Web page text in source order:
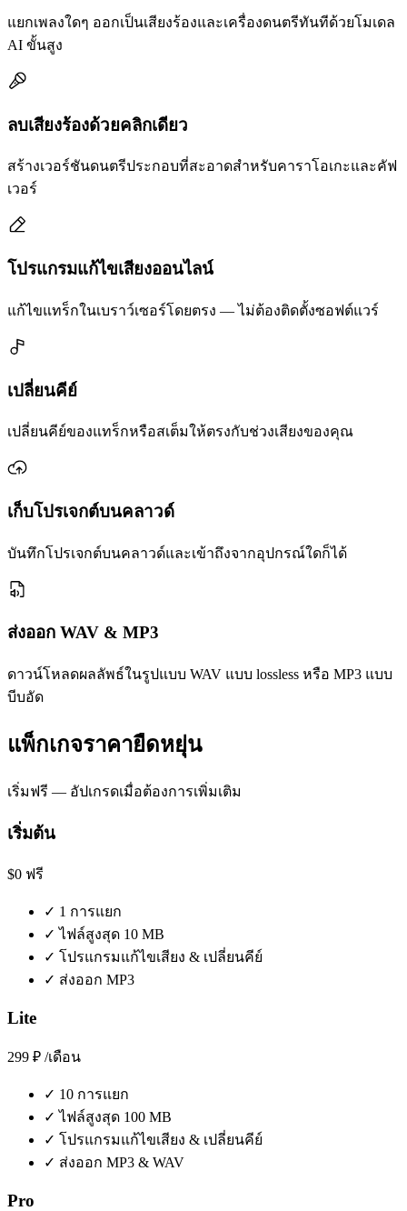
แยกเพลงใดๆ ออกเป็นเสียงร้องและเครื่องดนตรีทันทีด้วยโมเดล
AI ขั้นสูง
ลบเสียงร้องด้วยคลิกเดียว
สร้างเวอร์ชันดนตรีประกอบที่สะอาดสำหรับคาราโอเกะและคัฟ
เวอร์
โปรแกรมแก้ไขเสียงออนไลน์
แก้ไขแทร็กในเบราว์เซอร์โดยตรง — ไม่ต้องติดตั้งซอฟต์แวร์
เปลี่ยนคีย์
เปลี่ยนคีย์ของแทร็กหรือสเต็มให้ตรงกับช่วงเสียงของคุณ
เก็บโปรเจกต์บนคลาวด์
บันทึกโปรเจกต์บนคลาวด์และเข้าถึงจากอุปกรณ์ใดก็ได้
ส่งออก WAV & MP3
ดาวน์โหลดผลลัพธ์ในรูปแบบ WAV แบบ lossless หรือ MP3 แบบ
บีบอัด
แพ็กเกจราคายืดหยุ่น
เริ่มฟรี — อัปเกรดเมื่อต้องการเพิ่มเติม
เริ่มต้น
$0 ฟรี
✓ 1 การแยก
✓ ไฟล์สูงสุด 10 MB
✓ โปรแกรมแก้ไขเสียง & เปลี่ยนคีย์
✓ ส่งออก MP3
Lite
299 ₽ /เดือน
✓ 10 การแยก
✓ ไฟล์สูงสุด 100 MB
✓ โปรแกรมแก้ไขเสียง & เปลี่ยนคีย์
✓ ส่งออก MP3 & WAV
Pro